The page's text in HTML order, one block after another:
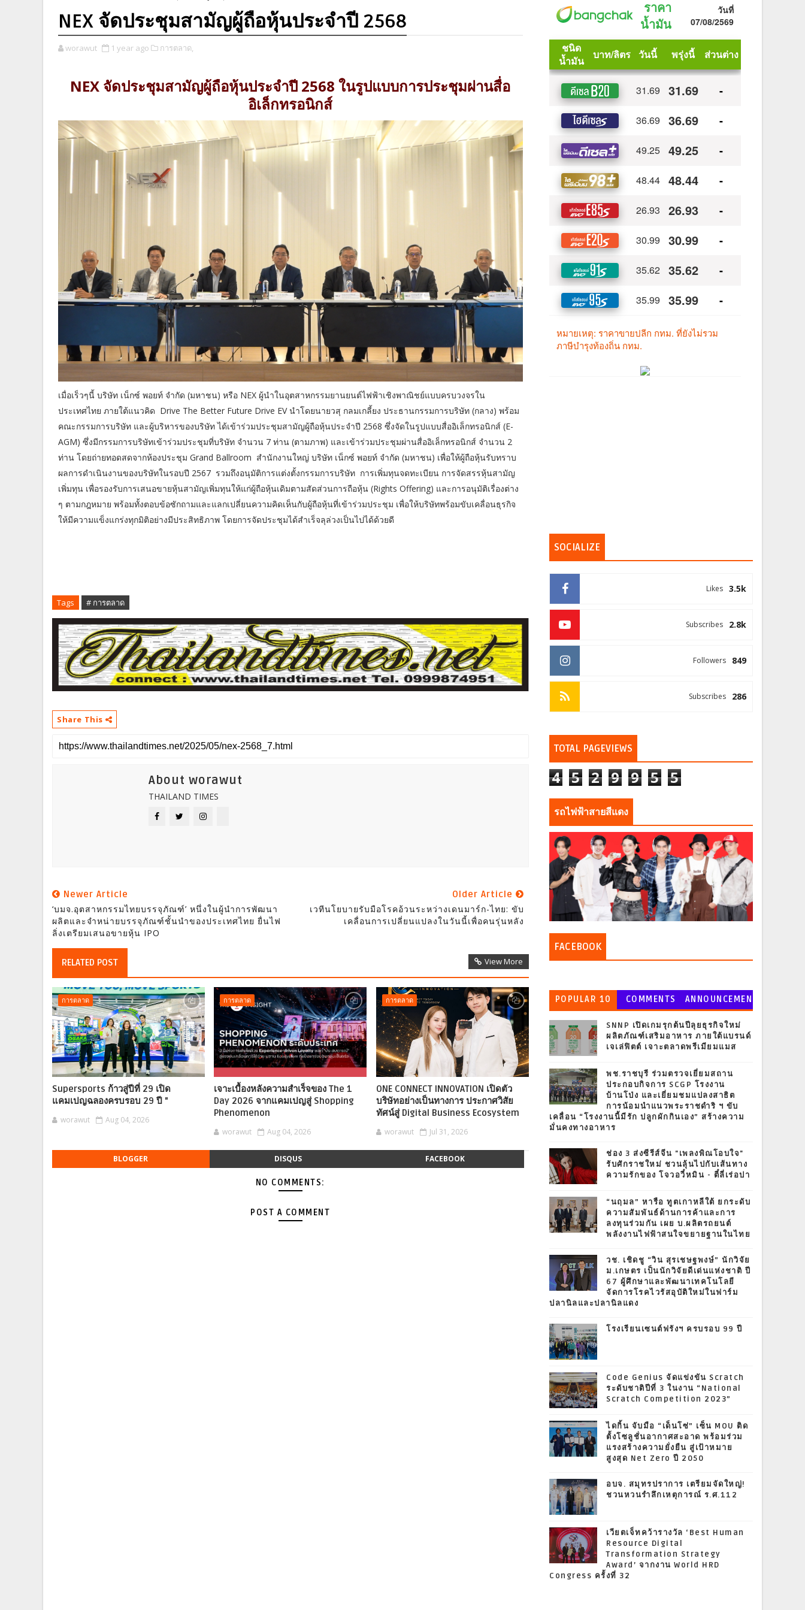
NEX จัดประชุมสามัญผู้ถือหุ้นประจำปี 2568
worawut 1 year ago การตลาด,
NEX จัดประชุมสามัญผู้ถือหุ้นประจำปี 2568 ในรูปแบบการประชุมผ่านสื่อ
อิเล็กทรอนิกส์
เมื่อเร็วๆนี้ บริษัท เน็กซ์ พอยท์ จำกัด (มหาชน) หรือ NEX ผู้นำในอุตสาหกรรมยานยนต์ไฟฟ้าเชิงพาณิชย์แบบครบวงจรใน
ประเทศไทย ภายใต้แนวคิด Drive The Better Future Drive EV นำโดยนายวสุ กลมเกลี้ยง ประธานกรรมการบริษัท (กลาง) พร้อม
คณะกรรมการบริษัท และผู้บริหารของบริษัท ได้เข้าร่วมประชุมสามัญผู้ถือหุ้นประจำปี 2568 ซึ่งจัดในรูปแบบสื่ออิเล็กทรอนิกส์ (E-
AGM) ซึ่งมีกรรมการบริษัทเข้าร่วมประชุมที่บริษัท จำนวน 7 ท่าน (ตามภาพ) และเข้าร่วมประชุมผ่านสื่ออิเล็กทรอนิกส์ จำนวน 2
ท่าน โดยถ่ายทอดสดจากห้องประชุม Grand Ballroom สำนักงานใหญ่ บริษัท เน็กซ์ พอยท์ จำกัด (มหาชน) เพื่อให้ผู้ถือหุ้นรับทราบ
ผลการดำเนินงานของบริษัทในรอบปี 2567 รวมถึงอนุมัติการแต่งตั้งกรรมการบริษัท การเพิ่มทุนจดทะเบียน การจัดสรรหุ้นสามัญ
เพิ่มทุน เพื่อรองรับการเสนอขายหุ้นสามัญเพิ่มทุนให้แก่ผู้ถือหุ้นเดิมตามสัดส่วนการถือหุ้น (Rights Offering) และการอนุมัติเรื่องต่าง
ๆ ตามกฎหมาย พร้อมทั้งตอบข้อซักถามและแลกเปลี่ยนความคิดเห็นกับผู้ถือหุ้นที่เข้าร่วมประชุม เพื่อให้บริษัทพร้อมขับเคลื่อนธุรกิจ
ให้มีความแข็งแกร่งทุกมิติอย่างมีประสิทธิภาพ โดยการจัดประชุมได้สำเร็จลุล่วงเป็นไปได้ด้วยดี
Tags # การตลาด
Share This
About worawut
THAILAND TIMES
Newer Article
‘บมจ.อุตสาหกรรมไทยบรรจุภัณฑ์’ หนึ่งในผู้นำการพัฒนา
ผลิตและจำหน่ายบรรจุภัณฑ์ชั้นนำของประเทศไทย ยื่นไฟ
ลิ่งเตรียมเสนอขายหุ้น IPO
Older Article
เวทีนโยบายรับมือโรคอ้วนระหว่างเดนมาร์ก-ไทย: ขับ
เคลื่อนการเปลี่ยนแปลงในวันนี้เพื่อคนรุ่นหลัง
RELATED POST View More
การตลาด
Supersports ก้าวสู่ปีที่ 29 เปิด
แคมเปญฉลองครบรอบ 29 ปี "
worawut Aug 04, 2026
การตลาด
เจาะเบื้องหลังความสำเร็จของ The 1
Day 2026 จากแคมเปญสู่ Shopping
Phenomenon
worawut Aug 04, 2026
การตลาด
ONE CONNECT INNOVATION เปิดตัว
บริษัทอย่างเป็นทางการ ประกาศวิสัย
ทัศน์สู่ Digital Business Ecosystem
worawut Jul 31, 2026
BLOGGER DISQUS FACEBOOK
NO COMMENTS:
POST A COMMENT
SOCIALIZE
3.5k
Likes
2.8k
Subscribes
849
Followers
286
Subscribes
TOTAL PAGEVIEWS
4 5 2 9 9 5 5
รถไฟฟ้าสายสีแดง
FACEBOOK
POPULAR 10 COMMENTS
ANNOUNCEMEN
T
SNNP เปิดเกมรุกต้นปีลุยธุรกิจใหม่
ผลิตภัณฑ์เสริมอาหาร ภายใต้แบรนด์
เจเล่ฟิตต์ เจาะตลาดพรีเมียมแมส
พช.ราชบุรี ร่วมตรวจเยี่ยมสถาน
ประกอบกิจการ SCGP โรงงาน
บ้านโป่ง และเยี่ยมชมแปลงสาธิต
การน้อมนำแนวพระราชดำริ ฯ ขับ
เคลื่อน “โรงงานนี้มีรัก ปลูกผักกินเอง” สร้างความ
มั่นคงทางอาหาร
ช่อง 3 ส่งซีรีส์จีน "เพลงพิณโอบใจ"
รับศักราชใหม่ ชวนลุ้นไปกับเส้นทาง
ความรักของ โจวอวี๋หมิน - ตี๋ลี่เร่อปา
“นฤมล” หารือ ทูตเกาหลีใต้ ยกระดับ
ความสัมพันธ์ด้านการค้าและการ
ลงทุนร่วมกัน เผย บ.ผลิตรถยนต์
พลังงานไฟฟ้าสนใจขยายฐานในไทย
วช. เชิดชู “วิน สุรเชษฐพงษ์” นักวิจัย
ม.เกษตร เป็นนักวิจัยดีเด่นแห่งชาติ ปี
67 ผู้ศึกษาและพัฒนาเทคโนโลยี
จัดการโรคไวรัสอุบัติใหม่ในฟาร์ม
ปลานิลและปลานิลแดง
โรงเรียนเซนต์ฟรังฯ ครบรอบ 99 ปี
Code Genius จัดแข่งขัน Scratch
ระดับชาติปีที่ 3 ในงาน “National
Scratch Competition 2023”
ไดกิ้น จับมือ “เด็นโซ่” เซ็น MOU ติด
ตั้งโซลูชั่นอากาศสะอาด พร้อมร่วม
แรงสร้างความยั่งยืน สู่เป้าหมาย
สูงสุด Net Zero ปี 2050
อบจ. สมุทรปราการ เตรียมจัดใหญ่!
ชวนหวนรำลึกเหตุการณ์ ร.ศ.112
เวียตเจ็ทคว้ารางวัล ‘Best Human
Resource Digital
Transformation Strategy
Award’ จากงาน World HRD
Congress ครั้งที่ 32